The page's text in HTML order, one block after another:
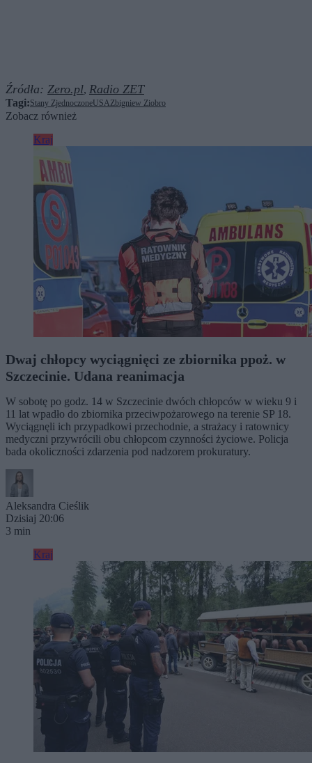
Źródła: Zero.pl, Radio ZET
Tagi:Stany ZjednoczoneUSAZbigniew Ziobro
Zobacz również
Kraj
Dwaj chłopcy wyciągnięci ze zbiornika ppoż. w
Szczecinie. Udana reanimacja
W sobotę po godz. 14 w Szczecinie dwóch chłopców w wieku 9 i
11 lat wpadło do zbiornika przeciwpożarowego na terenie SP 18.
Wyciągnęli ich przypadkowi przechodnie, a strażacy i ratownicy
medyczni przywrócili obu chłopcom czynności życiowe. Policja
bada okoliczności zdarzenia pod nadzorem prokuratury.
Aleksandra Cieślik
Dzisiaj 20:06
3 min
Kraj